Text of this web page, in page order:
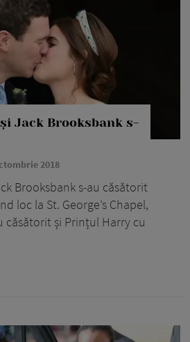
Jack Brooksbank s-
2018
Brooksbank s-au căsătorit
loc la St. George’s Chapel,
căsătorit și Prințul Harry cu